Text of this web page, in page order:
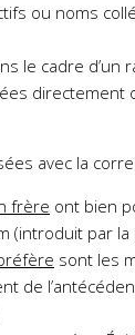
ou noms
le cadre d’un
directement
avec la
frère ont bien
(introduit par
sont les
de